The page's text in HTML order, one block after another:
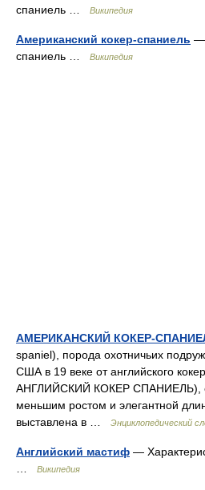
спаниель …
Википедия
Американский кокер-спаниель —
спаниель …
Википедия
АМЕРИКАНСКИЙ КОКЕР-
spaniel), порода охотничьих
США в 19 веке от английского
АНГЛИЙСКИЙ КОКЕР СПАНИЕЛЬ), от
меньшим ростом и элегантной
выставлена в …
Энциклопедический
Английский мастиф —
Википедия